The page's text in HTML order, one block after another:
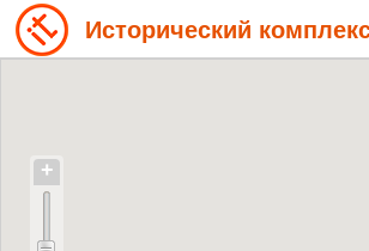
Исторический
+